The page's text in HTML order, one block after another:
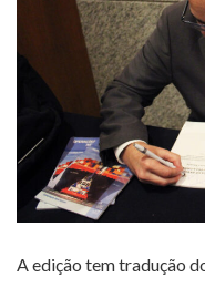
A edição tem tradução